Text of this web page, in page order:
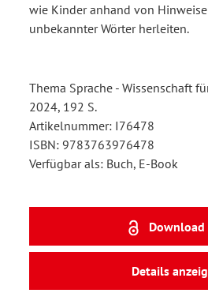
wie Kinder anhand von
unbekannter Wörter herleiten.
Thema Sprache - Wissenschaft
2024, 192 S.
Artikelnummer: I76478
ISBN: 9783763976478
Verfügbar als: Buch, E-Book
Download
Details